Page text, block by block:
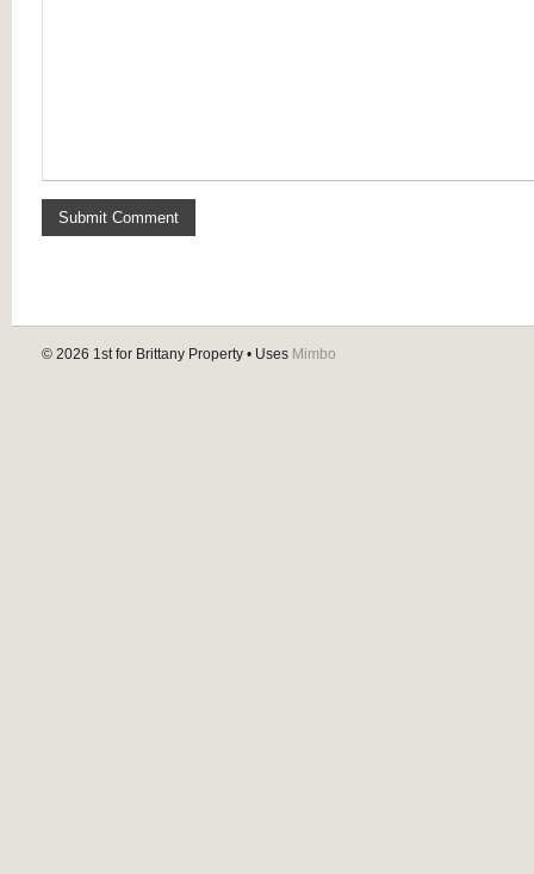
© 2026 1st for Brittany Property • Uses Mimbo